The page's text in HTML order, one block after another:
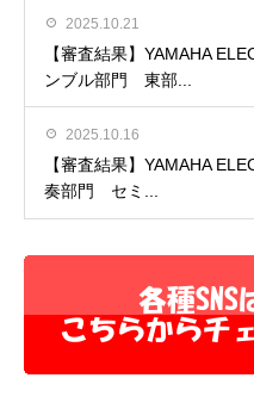
2025.10.21
【審査結果】YAMAHA
ンブル部門 東部...
2025.10.16
【審査結果】YAMAHA
奏部門 セミ...